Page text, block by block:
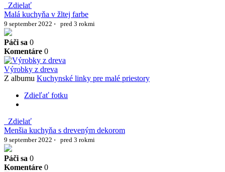
Zdielať
Malá kuchyňa v žltej farbe
9 september 2022 · pred 3 rokmi
Páči sa 0
Komentáre 0
Výrobky z dreva
Z albumu Kuchynské linky pre malé priestory
Zdieľať fotku
Zdielať
Menšia kuchyňa s dreveným dekorom
9 september 2022 · pred 3 rokmi
Páči sa 0
Komentáre 0